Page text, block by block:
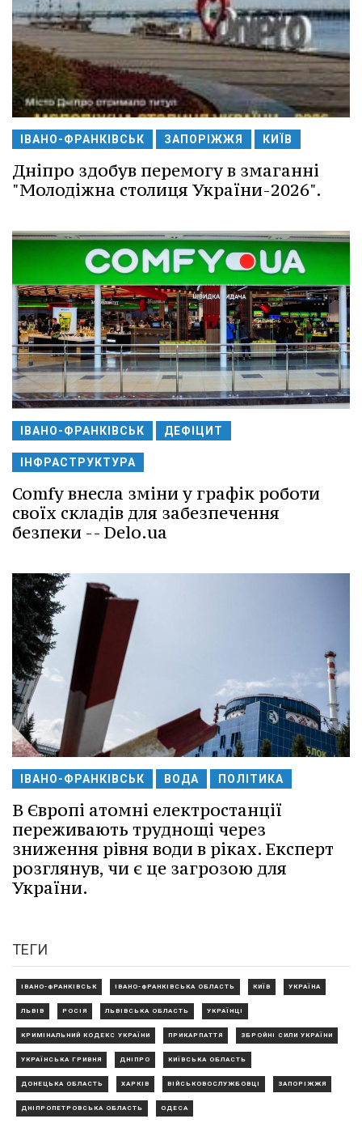
ІВАНО-ФРАНКІВСЬК ЗАПОРІЖЖЯ КИЇВ
Дніпро здобув перемогу в змаганні
"Молодіжна столиця України-2026".
ІВАНО-ФРАНКІВСЬК ДЕФІЦИТ
ІНФРАСТРУКТУРА
Comfy внесла зміни у графік роботи
своїх складів для забезпечення
безпеки -- Delo.ua
ІВАНО-ФРАНКІВСЬК ВОДА ПОЛІТИКА
В Європі атомні електростанції
переживають труднощі через
зниження рівня води в ріках. Експерт
розглянув, чи є це загрозою для
України.
ТЕГИ
ІВАНО-ФРАНКІВСЬК ІВАНО-ФРАНКІВСЬКА ОБЛАСТЬ КИЇВ УКРАЇНА
ЛЬВІВ РОСІЯ ЛЬВІВСЬКА ОБЛАСТЬ УКРАЇНЦІ
КРИМІНАЛЬНИЙ КОДЕКС УКРАЇНИ ПРИКАРПАТТЯ ЗБРОЙНІ СИЛИ УКРАЇНИ
УКРАЇНСЬКА ГРИВНЯ ДНІПРО КИЇВСЬКА ОБЛАСТЬ
ДОНЕЦЬКА ОБЛАСТЬ ХАРКІВ ВІЙСЬКОВОСЛУЖБОВЦІ ЗАПОРІЖЖЯ
ДНІПРОПЕТРОВСЬКА ОБЛАСТЬ ОДЕСА